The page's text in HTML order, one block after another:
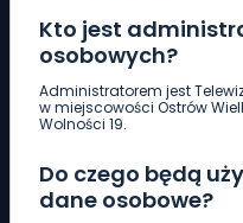
Kto jest
osobowych?
Administratorem jest
w miejscowości Ostrów
Wolności 19.
Do czego będą
dane osobowe?
Pobierz logotyp
661 997 997